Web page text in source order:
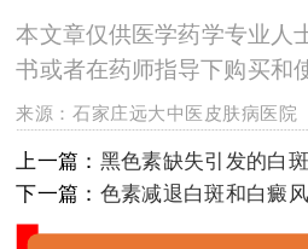
本文章仅供医学药学专业人
书或者在药师指导下购买和
来源：石家庄远大中医皮肤病医院
上一篇： 黑色素缺失引发的白
下一篇： 色素减退白斑和白癜